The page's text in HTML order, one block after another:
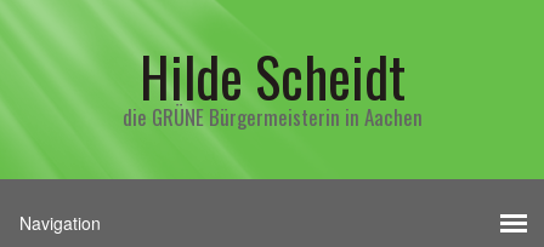
Hilde Scheidt
die GRÜNE Bürgermeisterin in Aachen